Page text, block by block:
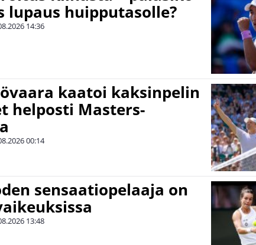
lupaus huipputasolle?
14:36
kaatoi kaksinpelin
helposti Masters-
00:14
sensaatiopelaaja on
13:48